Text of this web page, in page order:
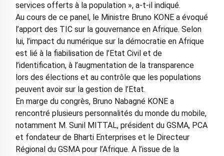
services offerts à la population », a-t-il indiqué.
Au cours de ce panel, le Ministre Bruno KONE a évoqué
l’apport des TIC sur la gouvernance en Afrique. Selon
lui, l’impact du numérique sur la démocratie en Afrique
est lié à la fiabilisation de l’Etat Civil et de
l’identification, à l’augmentation de la transparence
lors des élections et au contrôle que les populations
peuvent avoir sur la gestion de l’Etat.
En marge du congrès, Bruno Nabagné KONE a
rencontré plusieurs personnalités du monde du mobile,
notamment M. Sunil MITTAL, président du GSMA, PCA
et fondateur de Bharti Enterprises et le Directeur
Régional du GSMA pour l’Afrique. A l’issue de la